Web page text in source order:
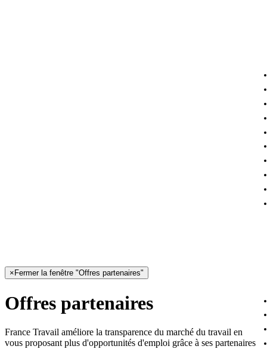
× Fermer la fenêtre "Offres partenaires"
Offres partenaires
France Travail améliore la transparence du marché du travail en
vous proposant plus d'opportunités d'emploi grâce à ses partenaires